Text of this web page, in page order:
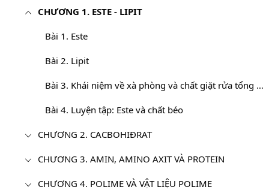
CHƯƠNG 1. ESTE - LIPIT
Bài 1. Este
Bài 2. Lipit
Bài 3. Khái niệm về xà phòng và chất giặt rửa tổng hợp
Bài 4. Luyện tập: Este và chất béo
CHƯƠNG 2. CACBOHIĐRAT
CHƯƠNG 3. AMIN, AMINO AXIT VÀ PROTEIN
CHƯƠNG 4. POLIME VÀ VẬT LIỆU POLIME